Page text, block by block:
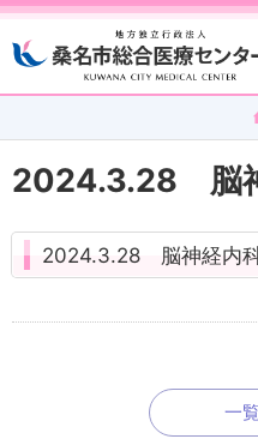
2024.3.28 脳
2024.3.28 脳神経内
一